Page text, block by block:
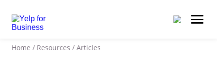
Home / Resources / Articles